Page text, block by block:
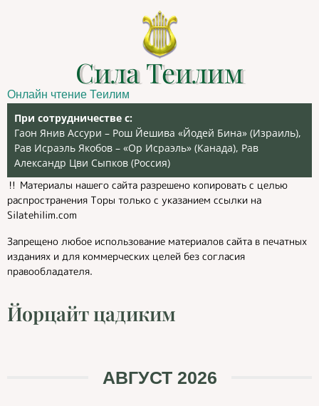
Сила Теилим
Онлайн чтение Теилим
При сотрудничестве с:
Гаон Янив Ассури – Рош Йешива «Йодей Бина» (Израиль),
Рав Исраэль Якобов – «Ор Исраэль» (Канада), Рав
Александр Цви Сыпков (Россия)
‼️ Материалы нашего сайта разрешено копировать с целью
распространения Торы только с указанием ссылки на
Silatehilim.com
Запрещено любое использование материалов сайта в печатных
изданиях и для коммерческих целей без согласия
правообладателя.
Йорцайт цадиким
АВГУСТ 2026